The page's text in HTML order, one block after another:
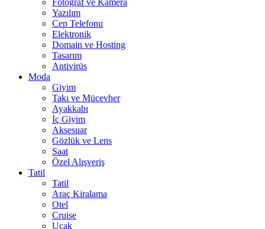
Fotoğraf ve Kamera
Yazılım
Cep Telefonu
Elektronik
Domain ve Hosting
Tasarım
Antivirüs
Moda
Giyim
Takı ve Mücevher
Ayakkabı
İç Giyim
Aksesuar
Gözlük ve Lens
Saat
Özel Alışveriş
Tatil
Tatil
Araç Kiralama
Otel
Cruise
Uçak